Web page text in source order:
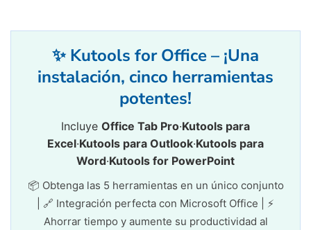
✨ Kutools for Office – ¡Una
instalación, cinco herramientas
potentes!
Incluye Office Tab Pro·Kutools para
Excel·Kutools para Outlook·Kutools para
Word·Kutools for PowerPoint
📦 Obtenga las 5 herramientas en un único conjunto
| 🔗 Integración perfecta con Microsoft Office | ⚡
Ahorrar tiempo y aumente su productividad al